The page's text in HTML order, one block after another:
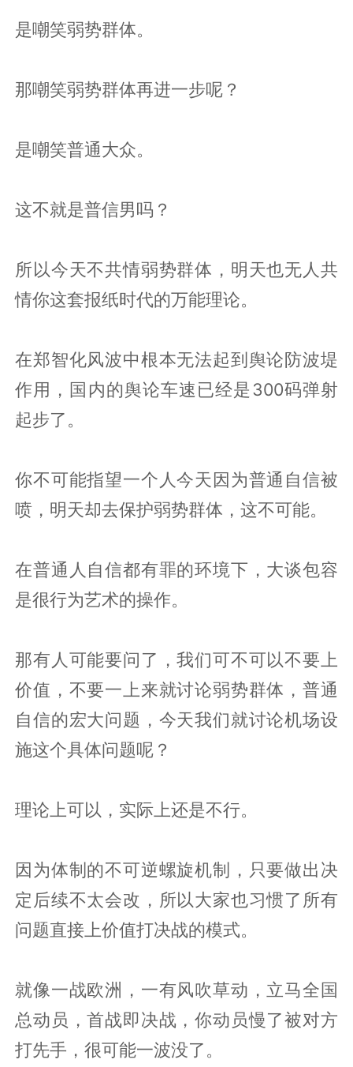
是嘲笑弱势群体。
那嘲笑弱势群体再进一步呢？
是嘲笑普通大众。
这不就是普信男吗？
所以今天不共情弱势群体，明天也无人共
情你这套报纸时代的万能理论。
在郑智化风波中根本无法起到舆论防波堤
作用，国内的舆论车速已经是300码弹射
起步了。
你不可能指望一个人今天因为普通自信被
喷，明天却去保护弱势群体，这不可能。
在普通人自信都有罪的环境下，大谈包容
是很行为艺术的操作。
那有人可能要问了，我们可不可以不要上
价值，不要一上来就讨论弱势群体，普通
自信的宏大问题，今天我们就讨论机场设
施这个具体问题呢？
理论上可以，实际上还是不行。
因为体制的不可逆螺旋机制，只要做出决
定后续不太会改，所以大家也习惯了所有
问题直接上价值打决战的模式。
就像一战欧洲，一有风吹草动，立马全国
总动员，首战即决战，你动员慢了被对方
打先手，很可能一波没了。